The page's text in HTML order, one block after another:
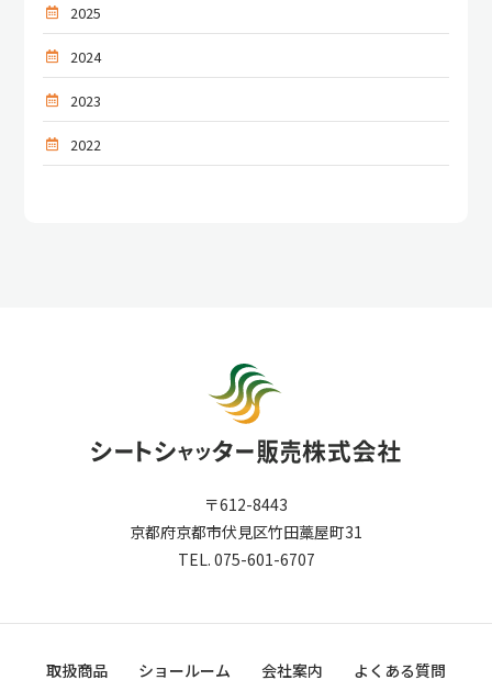
2025
2024
2023
2022
〒612-8443
京都府京都市伏見区竹田藁屋町31
TEL. 075-601-6707
取扱商品 ショールーム 会社案内 よくある質問